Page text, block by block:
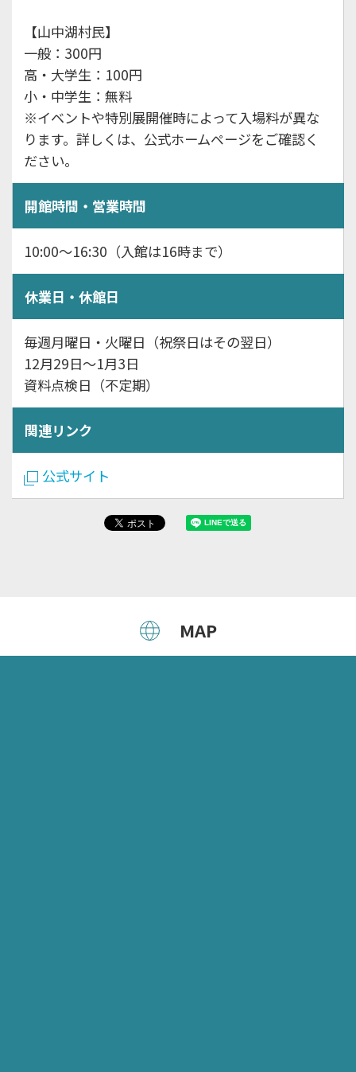
【山中湖村民】
一般：300円
高・大学生：100円
小・中学生：無料
※イベントや特別展開催時によって入場料が異な
ります。詳しくは、公式ホームページをご確認く
ださい。
開館時間・営業時間
10:00～16:30（入館は16時まで）
休業日・休館日
毎週月曜日・火曜日（祝祭日はその翌日）
12月29日～1月3日
資料点検日（不定期）
関連リンク
公式サイト
MAP